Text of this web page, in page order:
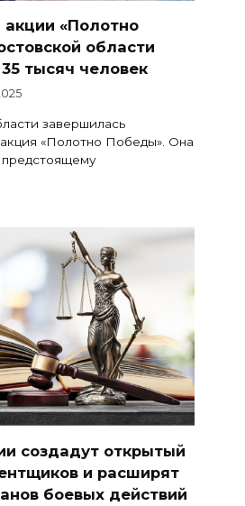
акции «Полотно
области
тысяч человек
завершилась
«Полотно Победы». Она
создадут открытый
и расширят
боевых действий